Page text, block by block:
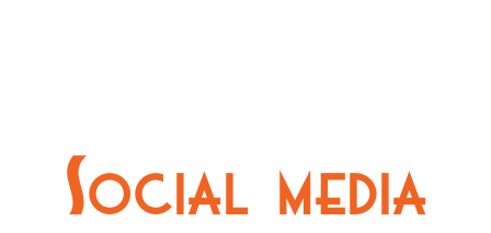
Social media